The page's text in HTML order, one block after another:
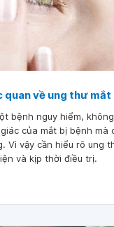
quan về ung thư mắt
bệnh nguy hiểm,
của mắt bị bệnh mà
Vì vậy cần hiểu rõ ung
và kịp thời điều trị.